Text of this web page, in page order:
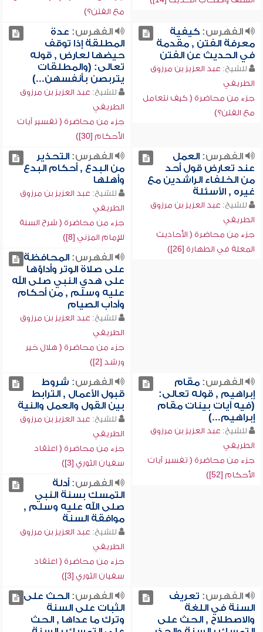
مع الفتن؟)
الفهرس:كيفية
معرفة الفتن , مقدمة
في الحديث عن الفتن
للشيخ: عبد العزيز بن مرزوق
الطريفي
جزء من محاضرة ( كيف نتعامل
مع الفتن؟)
الفهرس: عدة
المطلقة إذا توقف
حيضها لعارض , قوله
تعالى: (والمطلقات
يتربصن بأنفسهن...)
للشيخ: عبد العزيز بن مرزوق
الطريفي
جزء من محاضرة ( تفسير آيات
الأحكام [30])
الفهرس:العمل
عند تعارض قول أحد
من الخلفاء الراشدين مع
غيره , الأسئلة
للشيخ: عبد العزيز بن مرزوق
الطريفي
جزء من محاضرة ( الأحاديث
المعلة في الطهارة [26])
الفهرس:التحذير
من البدع , أحكام البدع
وأهلها
للشيخ: عبد العزيز بن مرزوق
الطريفي
جزء من محاضرة ( شرح السنة
للإمام المزني [8])
الفهرس:المحافظة
على صلاة الوتر وأداؤها
على هدي النبي صلى الله
عليه وسلم , من أحكام
وآداب الصيام
للشيخ: عبد العزيز بن مرزوق
الطريفي
جزء من محاضرة ( هلال خير
ورشد [2])
الفهرس:مقام
إبراهيم , قوله تعالى:
(فيه آيات بينات مقام
إبراهيم...)
للشيخ: عبد العزيز بن مرزوق
الطريفي
جزء من محاضرة ( تفسير آيات
الأحكام [52])
الفهرس: شروط
قبول الأعمال , الترابط
بين القول والعمل والنية
للشيخ: عبد العزيز بن مرزوق
الطريفي
جزء من محاضرة ( اعتقاد
سفيان الثوري [3])
الفهرس:أدلة
التمسك بسنة النبي
صلى الله عليه وسلم ,
موافقة السنة
للشيخ: عبد العزيز بن مرزوق
الطريفي
جزء من محاضرة ( اعتقاد
سفيان الثوري [3])
الفهرس: تعريف
السنة في اللغة
والاصطلاح , الحث على
الفهرس:الحث على
الثبات على السنة
وترك ما عداها , الحث